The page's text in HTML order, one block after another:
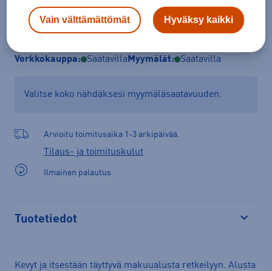
Tarkista saatavuus ja tilaa myymälästä
Verkkokauppa: Saatavilla Myymälät: Saatavilla
Valitse koko nähdäksesi myymäläsaatavuuden.
Arvioitu toimitusaika 1-3 arkipäivää.
Tilaus- ja toimituskulut
Ilmainen palautus
Tuotetiedot
Kevyt ja itsestään täyttyvä makuualusta retkeilyyn. Alusta
Vain välttämättömät Hyväksy kaikki